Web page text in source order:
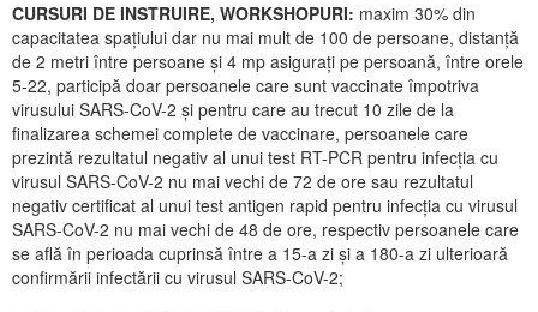
CURSURI DE INSTRUIRE, WORKSHOPURI: maxim 30% din
capacitatea spațiului dar nu mai mult de 100 de persoane, distanță
de 2 metri între persoane și 4 mp asigurați pe persoană, între orele
5-22, participă doar persoanele care sunt vaccinate împotriva
virusului SARS-CoV-2 și pentru care au trecut 10 zile de la
finalizarea schemei complete de vaccinare, persoanele care
prezintă rezultatul negativ al unui test RT-PCR pentru infecția cu
virusul SARS-CoV-2 nu mai vechi de 72 de ore sau rezultatul
negativ certificat al unui test antigen rapid pentru infecția cu virusul
SARS-CoV-2 nu mai vechi de 48 de ore, respectiv persoanele care
se află în perioada cuprinsă între a 15-a zi și a 180-a zi ulterioară
confirmării infectării cu virusul SARS-CoV-2;